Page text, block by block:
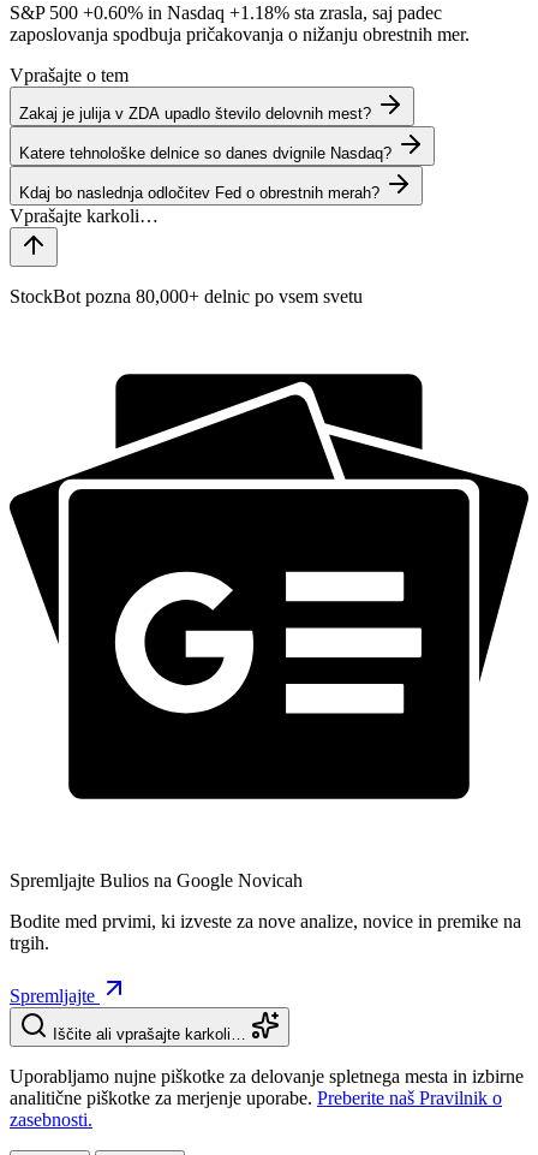
S&P 500 +0.60% in Nasdaq +1.18% sta zrasla, saj padec
zaposlovanja spodbuja pričakovanja o nižanju obrestnih mer.
Vprašajte o tem
Zakaj je julija v ZDA upadlo število delovnih mest?
Katere tehnološke delnice so danes dvignile Nasdaq?
Kdaj bo naslednja odločitev Fed o obrestnih merah?
StockBot pozna 80,000+ delnic po vsem svetu
Spremljajte Bulios na Google Novicah
Bodite med prvimi, ki izveste za nove analize, novice in premike na
trgih.
Spremljajte
Iščite ali vprašajte karkoli…
Uporabljamo nujne piškotke za delovanje spletnega mesta in izbirne
analitične piškotke za merjenje uporabe. Preberite naš Pravilnik o
zasebnosti.